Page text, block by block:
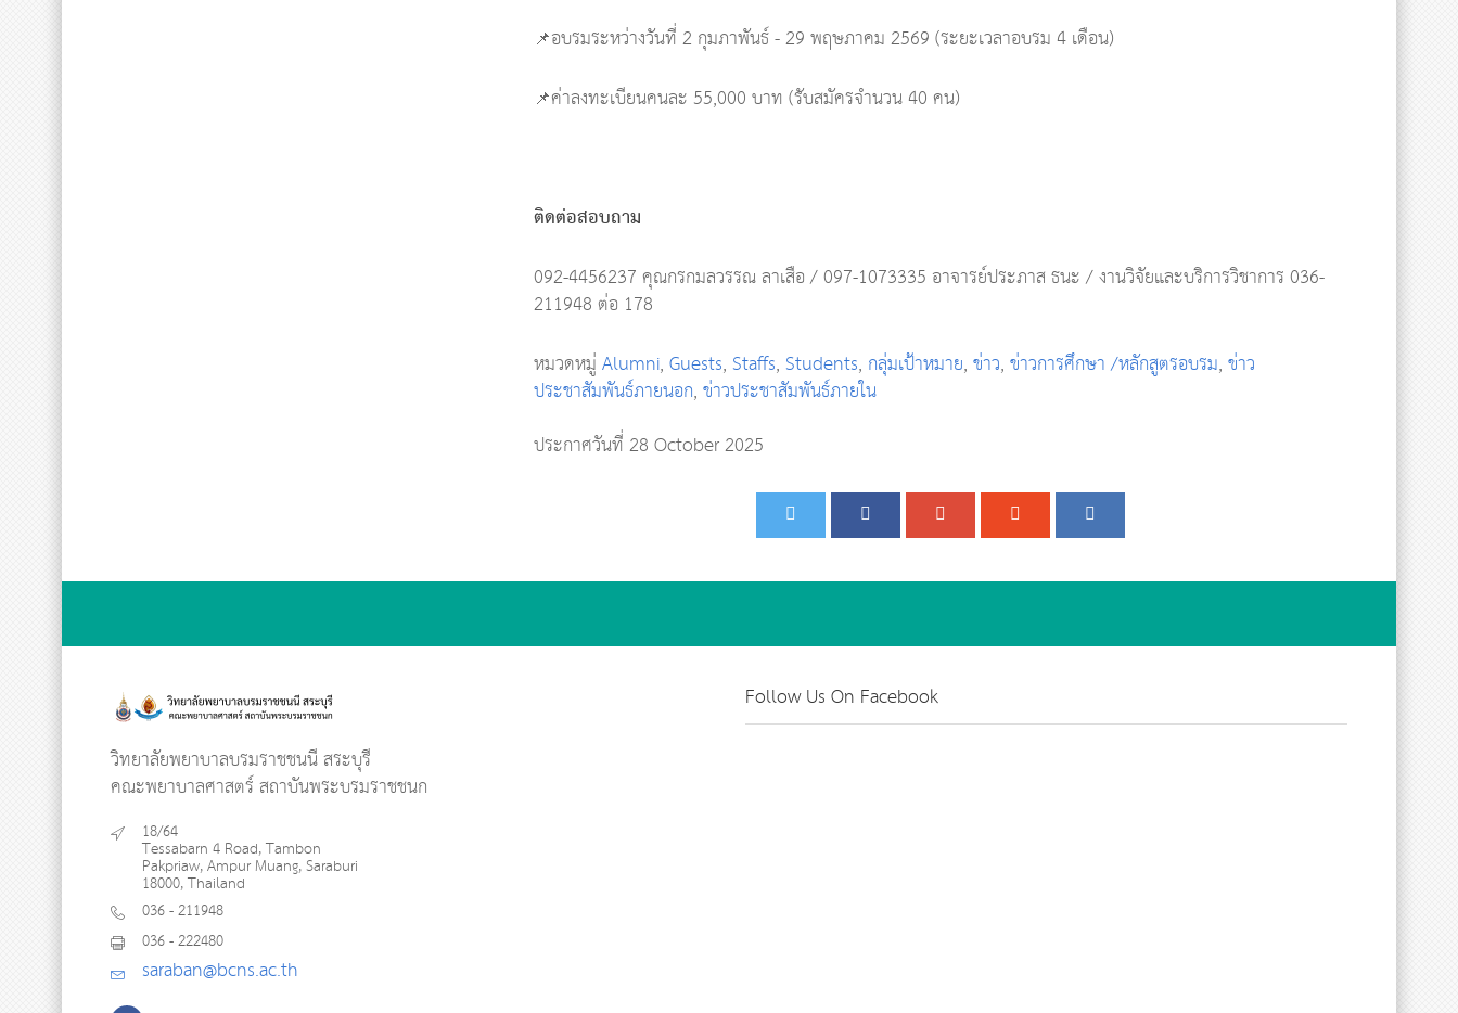
📌อบรมระหว่างวันที่ 2 กุมภาพันธ์ - 29 พฤษภาคม 2569 (ระยะเวลาอบรม 4 เดือน)
📌ค่าลงทะเบียนคนละ 55,000 บาท (รับสมัครจำนวน 40 คน)
ติดต่อสอบถาม
092-4456237 คุณกรกมลวรรณ ลาเสือ / 097-1073335 อาจารย์ประภาส ธนะ / งานวิจัยและบริการวิชาการ 036-
211948 ต่อ 178
หมวดหมู่Alumni,Guests,Staffs,Students, กลุ่มเป้าหมาย,ข่าว,ข่าวการศึกษา /หลักสูตรอบรม,ข่าว
ประชาสัมพันธ์ภายนอก,ข่าวประชาสัมพันธ์ภายใน
ประกาศวันที่ 28 October 2025
วิทยาลัยพยาบาลบรมราชชนนี สระบุรี
คณะพยาบาลศาสตร์ สถาบันพระบรมราชชนก
18/64
Tessabarn 4 Road, Tambon
Pakpriaw, Ampur Muang, Saraburi
18000, Thailand
036 - 211948
036 - 222480
saraban@bcns.ac.th
Follow Us On Facebook